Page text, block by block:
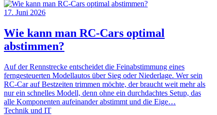
17. Juni 2026
Wie kann man RC-Cars optimal
abstimmen?
Auf der Rennstrecke entscheidet die Feinabstimmung eines
ferngesteuerten Modellautos über Sieg oder Niederlage. Wer sein
RC-Car auf Bestzeiten trimmen möchte, der braucht weit mehr als
nur ein schnelles Modell, denn ohne ein durchdachtes Setup, das
alle Komponenten aufeinander abstimmt und die Eige…
Technik und IT